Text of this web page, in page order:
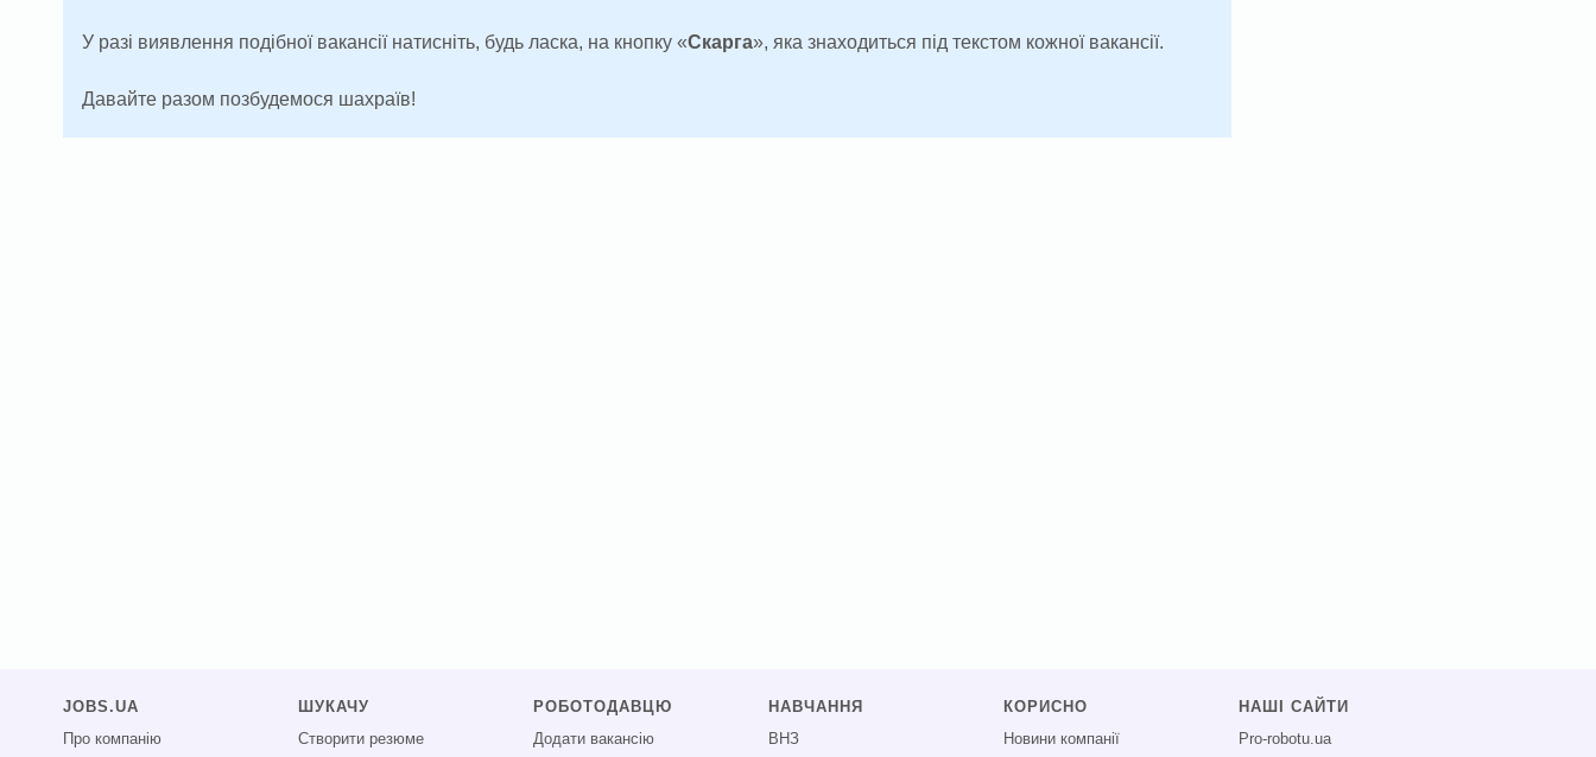
У разі виявлення подібної вакансії натисніть, будь ласка, на кнопку «Скарга», яка знаходиться під текстом кожної вакансії.
Давайте разом позбудемося шахраїв!
JOBS.UA
Про компанію
ШУКАЧУ
Створити резюме
РОБОТОДАВЦЮ
Додати вакансію
НАВЧАННЯ
ВНЗ
КОРИСНО
Новини компанії
НАШІ САЙТИ
Pro-robotu.ua